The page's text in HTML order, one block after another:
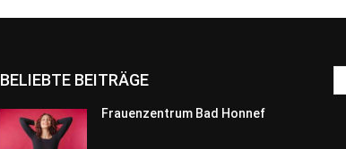
BELIEBTE BEITRÄGE
Frauenzentrum Bad Honnef